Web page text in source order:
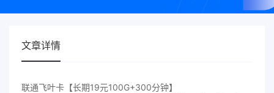
文章详情
联通飞叶卡【长期19元100G+300分钟】